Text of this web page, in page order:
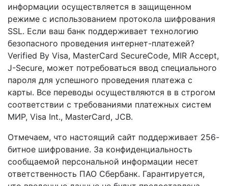
информации осуществляется в защищенном
режиме с использованием протокола шифрования
SSL. Если ваш банк поддерживает технологию
безопасного проведения интернет-платежей?
Verified By Visa, MasterCard SecureCode, MIR Accept,
J-Secure, может потребоваться ввод специального
пароля для успешного проведения платежа с
карты. Все переводы осуществляются в в строгом
соответствии с требованиями платежных систем
МИР, Visa Int., MasterCard, JCB.
Отмечаем, что настоящий сайт поддерживает 256-
битное шифрование. За конфиденциальность
сообщаемой персональной информации несет
ответственность ПАО Сбербанк. Гарантируется,